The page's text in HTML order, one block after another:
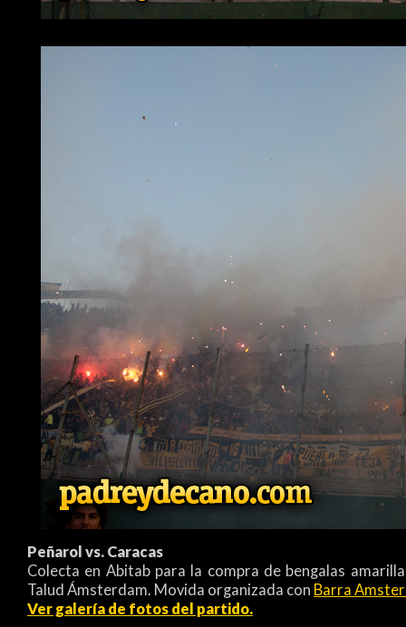
Peñarol vs. Caracas
Colecta en Abitab para la compra de bengalas
Talud Ámsterdam. Movida organizada con Barra
Ver galería de fotos del partido.